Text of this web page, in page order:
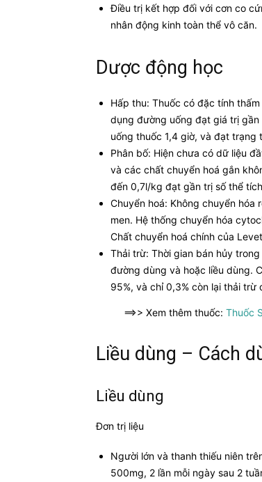
Điều trị kết hợp đối với cơn co
nhân động kinh toàn thể vô căn.
Dược động học
Hấp thu: Thuốc có đặc tính
dụng đường uống đạt giá trị
uống thuốc 1,4 giờ, và đạt trạng
Phân bố: Hiện chưa có dữ liệu
và các chất chuyển hoá gắn
đến 0,7l/kg đạt gần trị số thể
Chuyển hoá: Không chuyển
men. Hệ thống chuyển hóa
Chất chuyển hoá chính của
Thải trừ: Thời gian bán hủy
đường dùng và hoặc liều dùng.
95%, và chỉ 0,3% còn lại thải trừ
==>> Xem thêm thuốc: Thuốc
Liều dùng – Cách
Liều dùng
Đơn trị liệu
Người lớn và thanh thiếu niên
500mg, 2 lần mỗi ngày sau 2